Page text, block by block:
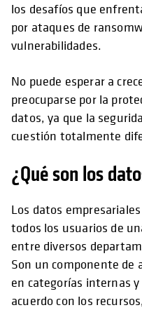
los desafíos que
por ataques de
vulnerabilidades.
No puede esperar a
preocuparse por la
datos, ya que la
cuestión totalmente
¿Qué son los
Los datos
todos los usuarios de
entre diversos
Son un componente de
en categorías internas
acuerdo con los